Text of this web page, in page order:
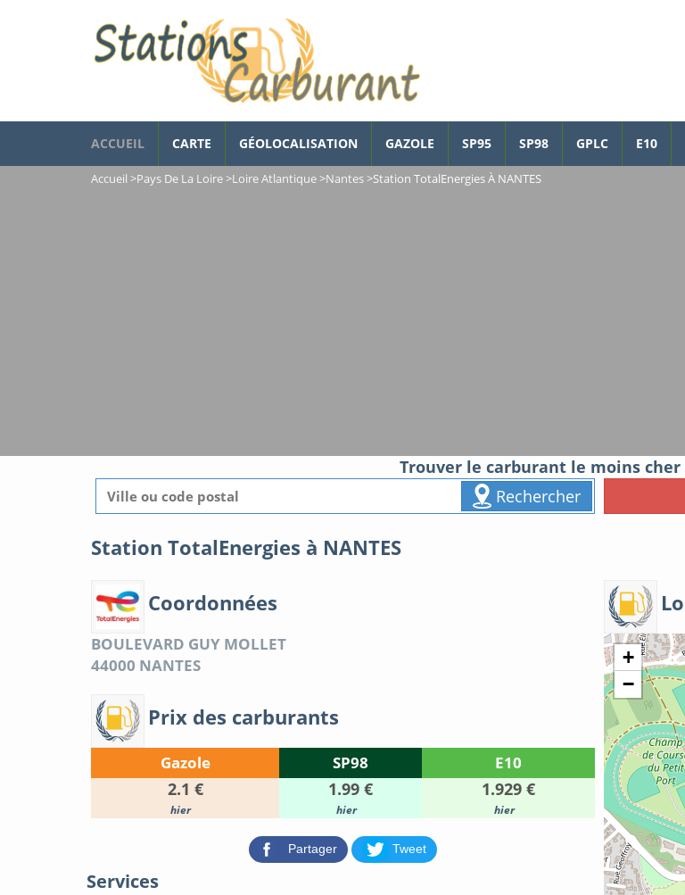
ACCUEIL CARTE GÉOLOCALISATION GAZOLE SP95 SP98 GPLC E10
Accueil >Pays De La Loire>Loire Atlantique>Nantes>Station TotalEnergies À NANTES
Trouver le carburant le moins
Rechercher
Station TotalEnergies à NANTES
Coordonnées
BOULEVARD GUY MOLLET
44000 NANTES
Prix des carburants
Gazole SP98 E10
2.1 € 1.99 € 1.929 €
hier hier hier
Partager Tweet
Services
+
−